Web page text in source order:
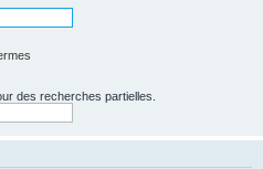
des recherches partielles.